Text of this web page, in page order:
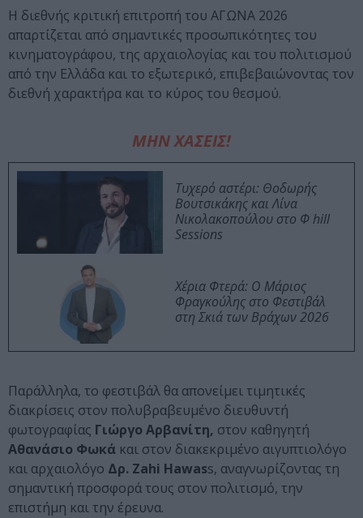
Η διεθνής κριτική επιτροπή του ΑΓΩΝΑ 2026
απαρτίζεται από σημαντικές προσωπικότητες του
κινηματογράφου, της αρχαιολογίας και του πολιτισμού
από την Ελλάδα και το εξωτερικό, επιβεβαιώνοντας τον
διεθνή χαρακτήρα και το κύρος του θεσμού.
ΜΗΝ ΧΑΣΕΙΣ!
Τυχερό αστέρι: Θοδωρής
Βουτσικάκης και Λίνα
Νικολακοπούλου στο Φ hill
Sessions
Χέρια Φτερά: Ο Μάριος
Φραγκούλης στο Φεστιβάλ
στη Σκιά των Βράχων 2026
Παράλληλα, το φεστιβάλ θα απονείμει τιμητικές
διακρίσεις στον πολυβραβευμένο διευθυντή
φωτογραφίας Γιώργο Αρβανίτη, στον καθηγητή
Αθανάσιο Φωκά και στον διακεκριμένο αιγυπτιολόγο
και αρχαιολόγο Δρ. Zahi Hawass, αναγνωρίζοντας τη
σημαντική προσφορά τους στον πολιτισμό, την
επιστήμη και την έρευνα.